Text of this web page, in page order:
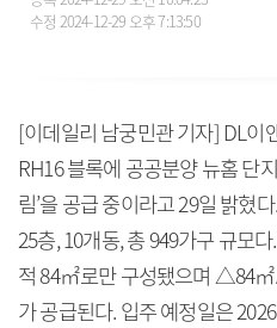
수정 2024-12-29 오후 7:13:50
[이데일리 남궁민관 기자] DL이
RH16 블록에 공공분양 뉴홈 단
림’을 공급 중이라고 29일 밝혔
25층, 10개동, 총 949가구 규모
적 84㎡로만 구성됐으며 △84
가 공급된다. 입주 예정일은